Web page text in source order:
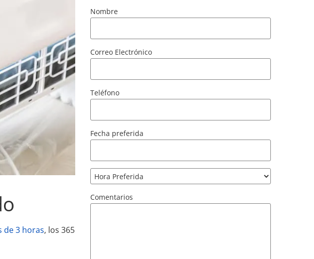
de 3 horas, los 365
Nombre
Correo Electrónico
Teléfono
Fecha preferida
Comentarios